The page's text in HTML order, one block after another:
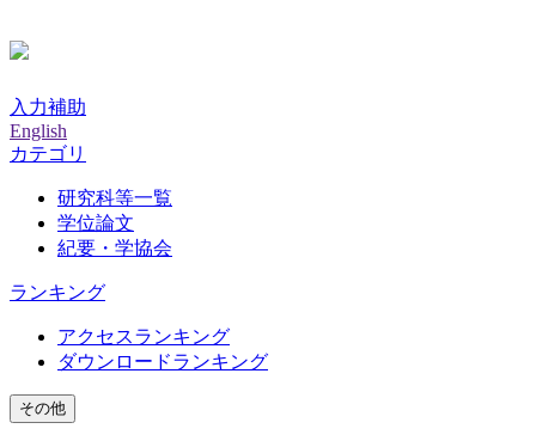
入力補助
English
カテゴリ
研究科等一覧
学位論文
紀要・学協会
ランキング
アクセスランキング
ダウンロードランキング
その他